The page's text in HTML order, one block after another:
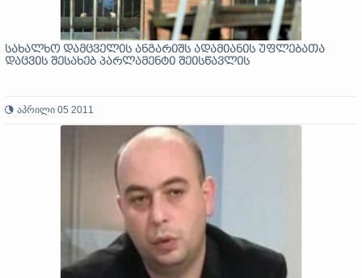
სახალხო დამცველის ანგარიშს ადამიანის უფლებათა
დაცვის შესახებ პარლამენტი შეისწავლის
აპრილი 05 2011